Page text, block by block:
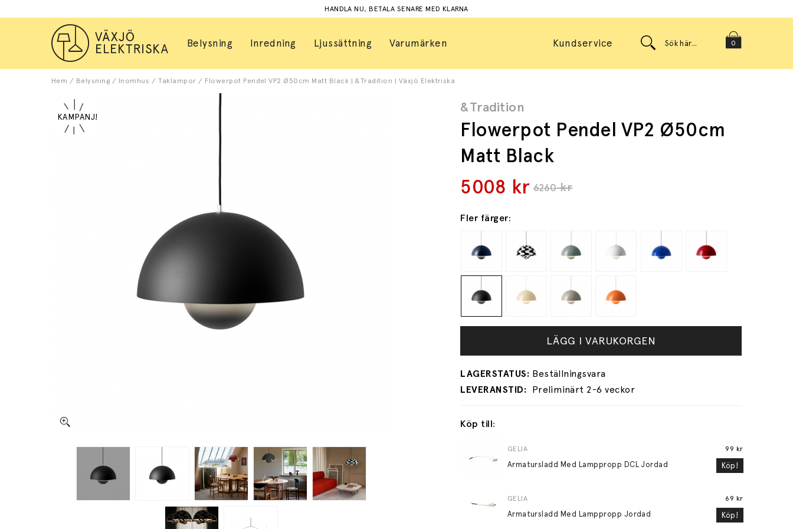
HANDLA NU, BETALA SENARE MED KLARNA
Belysning Inredning Ljussättning Varumärken 0
Kundservice
Hem / Belysning / Inomhus / Taklampor / Flowerpot Pendel VP2 Ø50cm Matt Black | &Tradition | Växjö Elektriska
&Tradition
Flowerpot Pendel VP2 Ø50cm
Matt Black
6260kr
5008 kr
Fler färger:
LÄGG I VARUKORGEN
Preliminärt 2-6 veckor
Köp till:
GELIA
Armatursladd Med Lamppropp DCL Jordad
99 kr
Köp!
GELIA
Armatursladd Med Lamppropp Jordad
69 kr
Köp!